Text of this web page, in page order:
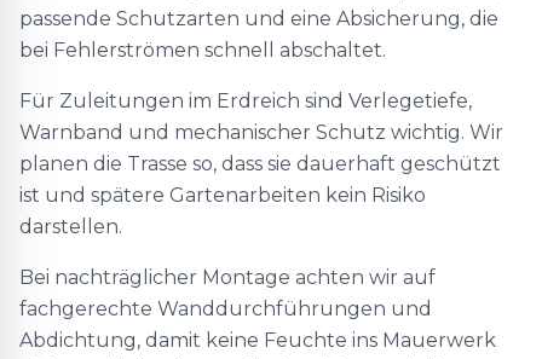
passende Schutzarten und eine Absicherung, die
bei Fehlerströmen schnell abschaltet.
Für Zuleitungen im Erdreich sind Verlegetiefe,
Warnband und mechanischer Schutz wichtig. Wir
planen die Trasse so, dass sie dauerhaft geschützt
ist und spätere Gartenarbeiten kein Risiko
darstellen.
Bei nachträglicher Montage achten wir auf
fachgerechte Wanddurchführungen und
Abdichtung, damit keine Feuchte ins Mauerwerk